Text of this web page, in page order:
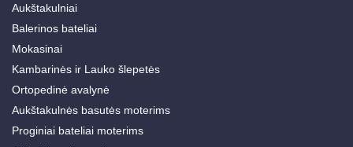
Aukštakulniai
Balerinos bateliai
Mokasinai
Kambarinės ir Lauko šlepetės
Ortopedinė avalynė
Aukštakulnės basutės moterims
Proginiai bateliai moterims